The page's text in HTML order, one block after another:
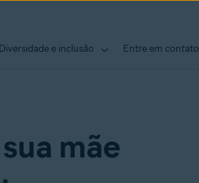
Diversidade e inclusão Entre em contato
mãe